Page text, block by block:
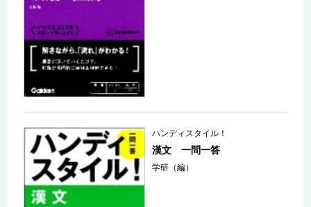
ハンディスタイル！
漢文 一問一答
学研（編）